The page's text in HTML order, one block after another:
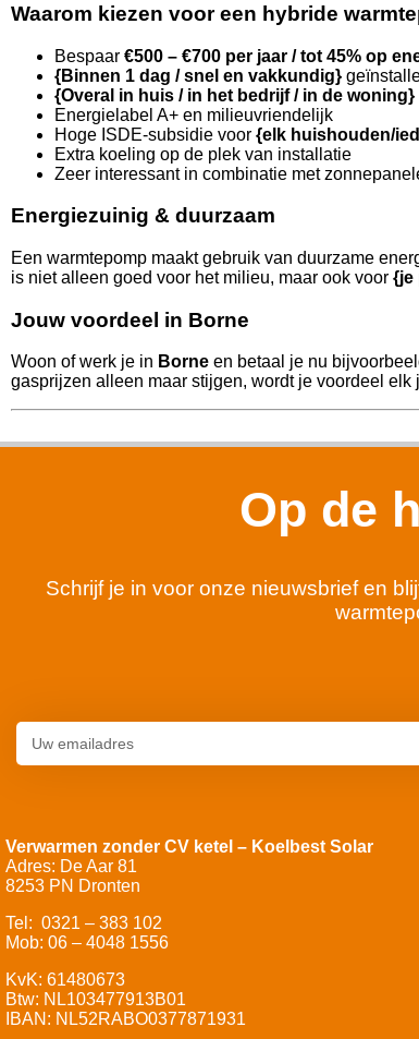
Waarom kiezen voor een hybride
Bespaar €500 – €700 per jaar / tot 45% op
{Binnen 1 dag / snel en vakkundig}
{Overal in huis / in het bedrijf / in de woning}
Energielabel A+ en milieuvriendelijk
Hoge ISDE-subsidie voor {elk huishouden/
Extra koeling op de plek van installatie
Zeer interessant in combinatie met
Energiezuinig & duurzaam
Een warmtepomp maakt gebruik van duurzame
is niet alleen goed voor het milieu, maar ook voor {je
Jouw voordeel in Borne
Woon of werk je in Borne en betaal je nu
gasprijzen alleen maar stijgen, wordt je voordeel elk
Op de
Schrijf je in voor onze nieuwsbrief en
Verwarmen zonder CV ketel – Koelbest Solar
Adres: De Aar 81
8253 PN Dronten
Tel: 0321 – 383 102
Mob: 06 – 4048 1556
KvK: 61480673
Btw: NL103477913B01
IBAN: NL52RABO0377871931